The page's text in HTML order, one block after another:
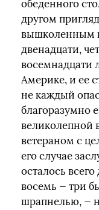
обеденного
другом
вышколенным
двенадцати,
восемнадцати
Америке, и ее
не каждый
благоразумно
великолепной
ветераном с
его случае
осталось
восемь — три
шрапнелью, —